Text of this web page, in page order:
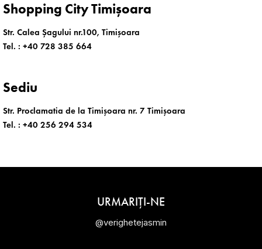
Shopping City Timișoara
Str. Calea Șagului nr.100, Timișoara
Tel. : +40 728 385 664
Sediu
Str. Proclamatia de la Timișoara nr. 7 Timișoara
Tel. : +40 256 294 534
URMARIȚI-NE
@verighetejasmin